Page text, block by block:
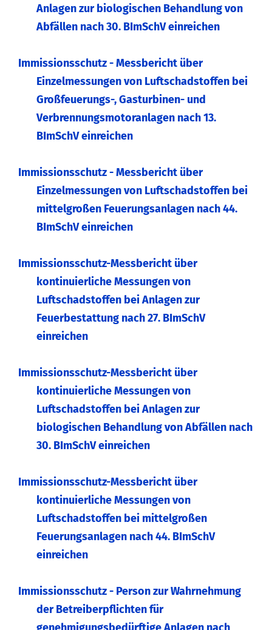
Anlagen zur biologischen Behandlung von
Abfällen nach 30. BImSchV einreichen
Immissionsschutz - Messbericht über
Einzelmessungen von Luftschadstoffen bei
Großfeuerungs-, Gasturbinen- und
Verbrennungsmotoranlagen nach 13.
BImSchV einreichen
Immissionsschutz - Messbericht über
Einzelmessungen von Luftschadstoffen bei
mittelgroßen Feuerungsanlagen nach 44.
BImSchV einreichen
Immissionsschutz-Messbericht über
kontinuierliche Messungen von
Luftschadstoffen bei Anlagen zur
Feuerbestattung nach 27. BImSchV
einreichen
Immissionsschutz-Messbericht über
kontinuierliche Messungen von
Luftschadstoffen bei Anlagen zur
biologischen Behandlung von Abfällen nach
30. BImSchV einreichen
Immissionsschutz-Messbericht über
kontinuierliche Messungen von
Luftschadstoffen bei mittelgroßen
Feuerungsanlagen nach 44. BImSchV
einreichen
Immissionsschutz - Person zur Wahrnehmung
der Betreiberpflichten für